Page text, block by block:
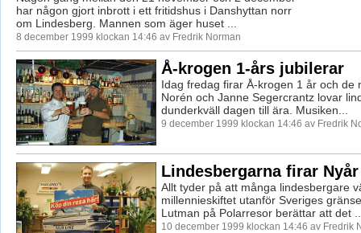
har någon gjort inbrott i ett fritidshus i Danshyttan norr
om Lindesberg. Mannen som äger huset ...
8 december 1999 klockan 14:46 av Fredrik Norman
Å-krogen 1-års jubilerar
Idag fredag firar Å-krogen 1 år och de
Norén och Janne Segercrantz lovar
dunderkväll dagen till ära. Musiken...
9 december 1999 klockan 14:46 av Fredrik
Lindesbergarna firar
Allt tyder på att många lindesbergare
millennieskiftet utanför Sveriges
Lutman på Polarresor berättar att det
10 december 1999 klockan 14:46 av Fredrik